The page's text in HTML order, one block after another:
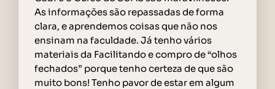
As informações são repassadas de forma
clara, e aprendemos coisas que não nos
ensinam na faculdade. Já tenho vários
materiais da Facilitando e compro de “olhos
fechados” porque tenho certeza de que são
muito bons! Tenho pavor de estar em algum